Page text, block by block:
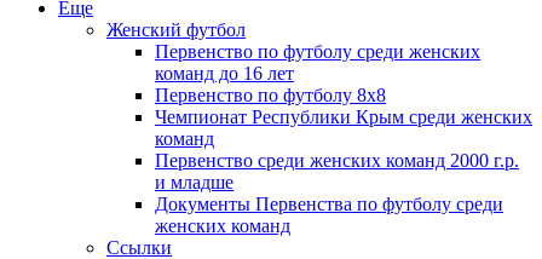
Еще
Женский футбол
Первенство по футболу среди женских
команд до 16 лет
Первенство по футболу 8х8
Чемпионат Республики Крым среди женских
команд
Первенство среди женских команд 2000 г.р.
и младше
Документы Первенства по футболу среди
женских команд
Ссылки